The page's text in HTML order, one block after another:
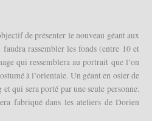
de présenter le nouveau géant aux
rassembler les fonds (entre 10 et
qui ressemblera au portrait que l’on
à l’orientale. Un géant en osier de
qui sera porté par une seule personne.
fabriqué dans les ateliers de Dorien